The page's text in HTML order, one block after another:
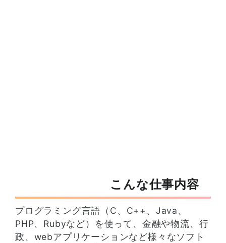
こんな仕事内容
プログラミング言語（C、C++、Java、
PHP、Rubyなど）を使って、金融や物流、行
政、webアプリケーションなど様々なソフト